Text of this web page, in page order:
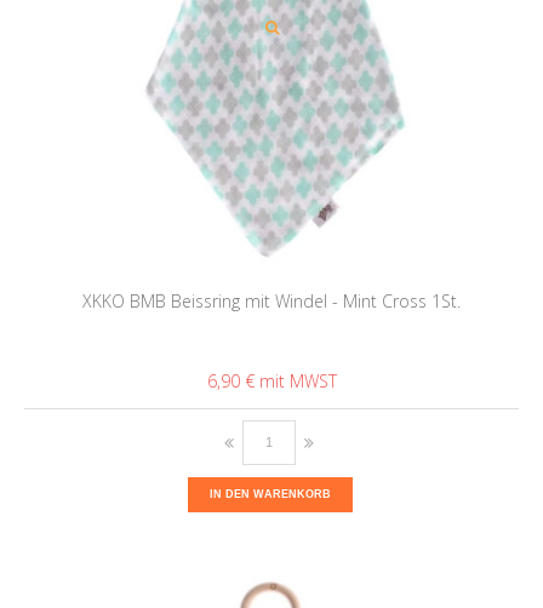
XKKO BMB Beissring mit Windel - Mint Cross 1St.
6,90 €
IN DEN WARENKORB